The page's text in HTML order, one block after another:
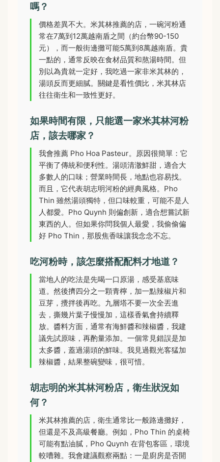
嗎？
價格差異不大。米其林推薦的店，一碗河粉通
常在7萬到12萬越南盾之間（約台幣90-150
元），而一般街邊攤可能5萬到8萬越南盾。貴
一點的，通常反映在食材品質和熬湯時間。但
別以為貴就一定好，我吃過一家非米其林的，
湯頭反而更細膩。關鍵是看性價比，米其林店
往往衛生和一致性更好。
如果時間有限，只能選一家米其林河粉
店，該去哪家？
我會推薦 Pho Hoa Pasteur。原因很簡單：它
平衡了傳統和便利性。湯頭清澈鮮甜，適合大
多數人的口味；營業時間長，地點也容易找。
而且，它代表胡志明河粉的經典風格。Pho
Thin 雖然湯頭獨特，但口味較重，可能不是人
人都愛。Pho Quynh 則偏創新，適合想嘗試新
東西的人。但如果你問我個人最愛，我偷偷偏
好 Pho Thin，那股焦香味讓我念念不忘。
吃河粉時，該怎麼搭配配料才地道？
當地人的吃法是先喝一口原湯，感受基底味
道。然後擠四分之一顆青檸，加一點辣椒片和
豆芽，攪拌後再吃。九層塔不要一次全丟進
去，撕幾片葉子慢慢加，這樣香氣會持續釋
放。醬料方面，通常有海鮮醬和辣椒醬，我建
議先試原味，再酌量添加。一個常見錯誤是加
太多醬，蓋過湯頭的鮮味。我見過觀光客猛加
辣椒醬，結果整碗變味，很可惜。
胡志明的米其林河粉店，衛生狀況如
何？
米其林推薦的店，衛生通常比一般路邊攤好，
但還是不及高級餐廳。例如，Pho Thin 的桌椅
可能有點油膩，Pho Quynh 在背包客區，環境
較嘈雜。我會建議觀察兩點：一是廚房是否開